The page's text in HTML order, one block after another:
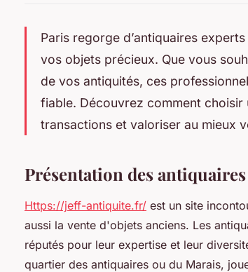
Paris regorge d’antiquaires
vos objets précieux. Que vous
de vos antiquités, ces
fiable. Découvrez comment
transactions et valoriser au mieux
Présentation des
Https://jeff-antiquite.fr/ est un site
aussi la vente d'objets anciens. Les
réputés pour leur expertise et leur
quartier des antiquaires ou du Marais,